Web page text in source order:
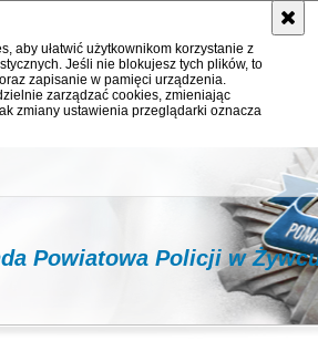
aby ułatwić użytkownikom korzystanie z
Jeśli nie blokujesz tych plików, to
zapisanie w pamięci urządzenia.
zarządzać cookies, zmieniając
zmiany ustawienia przeglądarki oznacza
Powiatowa Policji w